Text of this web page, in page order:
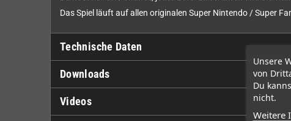
Unsere
von
Du
nicht.
Weitere
Das Spiel läuft auf allen originalen Super Nintendo / Super
Technische Daten
Downloads
Videos